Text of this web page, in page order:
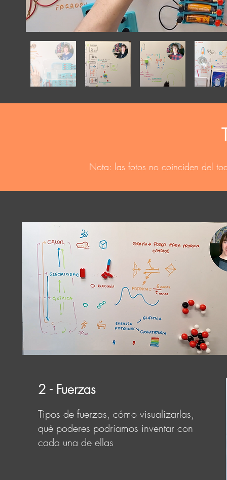
Nota: las fotos no coinciden del
2 - Fuerzas
Tipos de fuerzas, cómo visualizarlas,
qué poderes podríamos inventar con
cada una de ellas